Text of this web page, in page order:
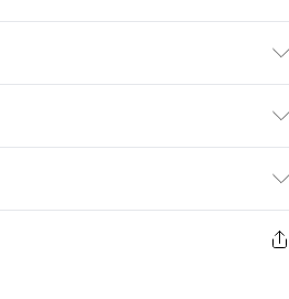
€9.99
€18.99